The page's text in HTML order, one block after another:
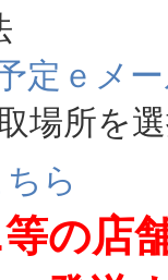
定ｅメ
場所を
ら
の店